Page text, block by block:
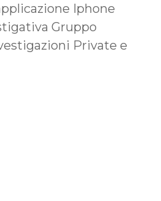
Iphone
Gruppo
Private e